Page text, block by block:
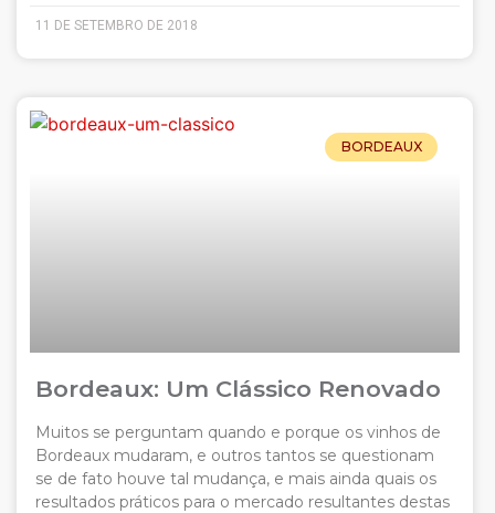
11 DE SETEMBRO DE 2018
BORDEAUX
Bordeaux: Um Clássico Renovado
Muitos se perguntam quando e porque os vinhos de
Bordeaux mudaram, e outros tantos se questionam
se de fato houve tal mudança, e mais ainda quais os
resultados práticos para o mercado resultantes destas